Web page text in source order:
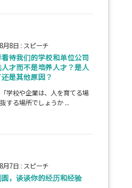
月8日 : スピーチ
待我们的学校和单位公司
才而不是培养人才？是人
是其他原因？
学校や企業は、人を育てる場
する場所でしょうか ...
月7日 : スピーチ
，谈谈你的经历和经验